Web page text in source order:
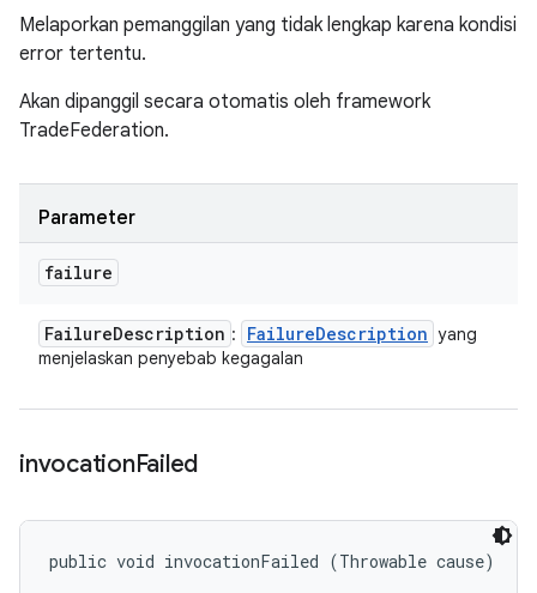
Melaporkan pemanggilan yang tidak lengkap karena kondisi
error tertentu.
Akan dipanggil secara otomatis oleh framework
TradeFederation.
Parameter
failure
FailureDescription : FailureDescription yang
menjelaskan penyebab kegagalan
invocationFailed
public void invocationFailed (Throwable cause)